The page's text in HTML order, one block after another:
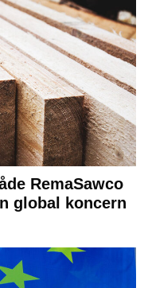
RemaSawco
global koncern